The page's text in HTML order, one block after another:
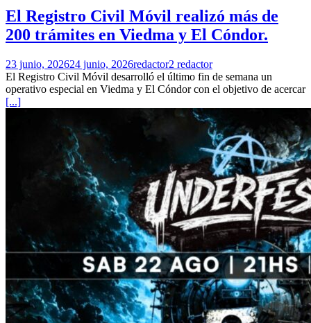
El Registro Civil Móvil realizó más de
200 trámites en Viedma y El Cóndor.
23 junio, 202624 junio, 2026redactor2 redactor
El Registro Civil Móvil desarrolló el último fin de semana un
operativo especial en Viedma y El Cóndor con el objetivo de acercar
[...]